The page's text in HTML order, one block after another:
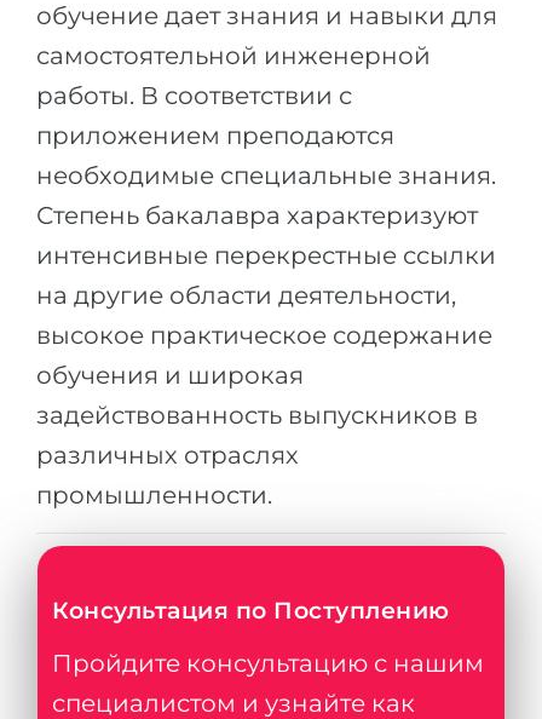
Наши студенты успешно поступают
Беларусь
Другая страна
ЗАПИСАТЬСЯ НА КОНСУЛЬТАЦИЮ
обучение дает знания и навыки для
самостоятельной инженерной
работы. В соответствии с
приложением преподаются
необходимые специальные знания.
Степень бакалавра характеризуют
интенсивные перекрестные ссылки
на другие области деятельности,
высокое практическое содержание
обучения и широкая
задействованность выпускников в
различных отраслях
промышленности.
Консультация по Поступлению
Пройдите консультацию с нашим
специалистом и узнайте как